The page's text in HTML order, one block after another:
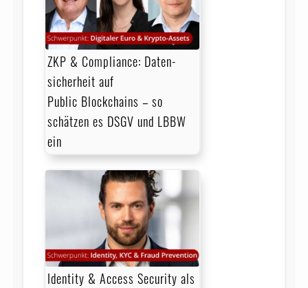
ZKP & Compliance: Daten­
sicher­heit auf
Public Blockchains – so
schätzen es DSGV und LBBW
ein
Identity & Access Security als